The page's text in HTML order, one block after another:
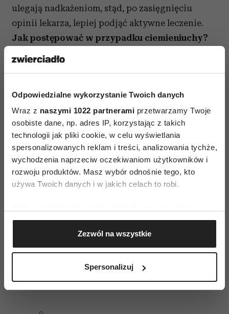
Odpowiedzialne wykorzystanie Twoich danych
Wraz z naszymi 1022 partnerami przetwarzamy Twoje
osobiste dane, np. adres IP, korzystając z takich
technologii jak pliki cookie, w celu wyświetlania
spersonalizowanych reklam i treści, analizowania tychże,
wychodzenia naprzeciw oczekiwaniom użytkowników i
rozwoju produktów. Masz wybór odnośnie tego, kto
używa Twoich danych i w jakich celach to robi.
Gromadzić dane dotyczące Twojej lokalizacji
geograficznej z dokładnością nawet do kilku metrów
Identyfikować Twoje urządzenie, aktywnie
(fingerprinting, czyli wirtualny odcisk palca)
sekcji szczegółów
Zezwól na wszystkie
Spersonalizuj
ulegają nadkażeniom, stąd, po zasięgnięciu
opinii lekarza, lepiej podjąć aktywne leczenie.
Jak postępować w przypadku ciemieniuchy?
W przypadku gdy zauważymy jakiekolwiek
niepokojące nas zmiany na skórze dziecka,
najlepiej zgłosić się do lekarza. Stosowanie
domowych sposobów nie jest wskazane,
ponieważ mogą one doprowadzić do pogorszenia
stanu skóry i wystąpienia nadkażenia
bakteryjnego. Postępowanie w przypadku
ciemieniuchy polega m.in. na częstym myciu
głowy łagodnymi szamponami poprzedzonym
keratolitycznym. Gdy zmiany lokalizują się poza
owłosioną skórą głowy, dobrze działają kąpiele
kremy nawilżające. Należy stosować
specyfiki rekomendowane dla noworodków
i niemowląt od pierwszych dni życia.